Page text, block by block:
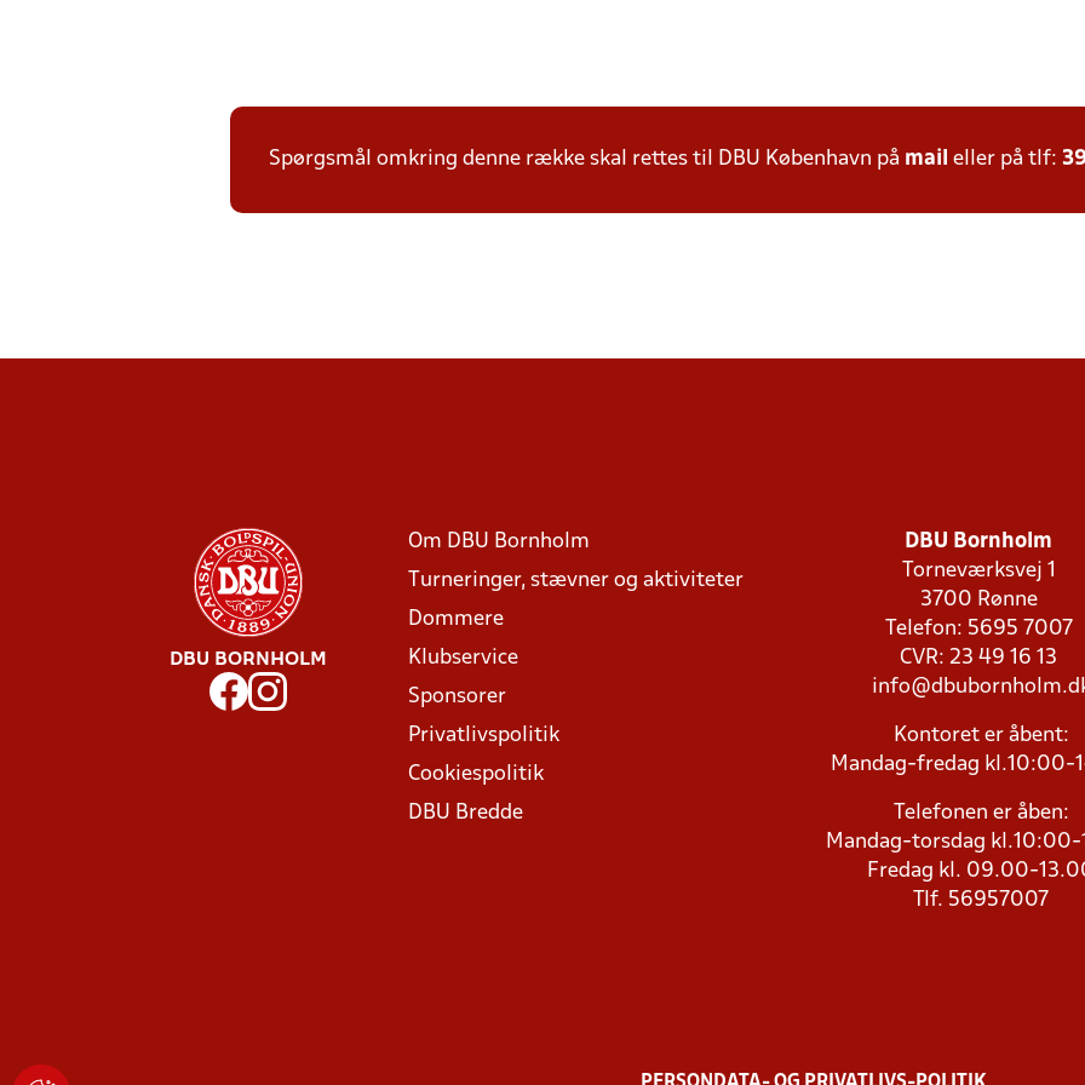
Spørgsmål omkring denne række skal rettes til DBU København på mail eller på tlf:
DBU BORNHOLM
Om DBU Bornholm
Turneringer, stævner og aktiviteter
Dommere
Klubservice
Sponsorer
Privatlivspolitik
Cookiespolitik
DBU Bredde
DBU Bornholm
Torneværksvej 1
3700 Rønne
Telefon: 5695 7007
CVR: 23 49 16 13
Kontoret er åbent:
Mandag-fredag kl.10:00-
Telefonen er åben:
Mandag-torsdag kl.10:00-
Fredag kl. 09.00-
Tlf. 56957007